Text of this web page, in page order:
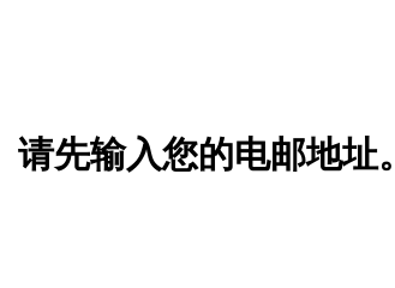
新增/删除选项
请先输入您的电邮地址。